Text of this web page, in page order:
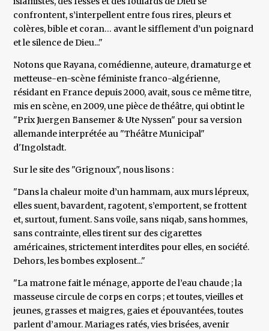
confrontent, s’interpellent entre fous rires, pleurs et
colères, bible et coran… avant le sifflement d’un poignard
et le silence de Dieu..."
Notons que Rayana, comédienne, auteure, dramaturge et
metteuse-en-scène féministe franco-algérienne,
résidant en France depuis 2000, avait, sous ce même titre,
mis en scène, en 2009, une pièce de théâtre, qui obtint le
"Prix Juergen Bansemer & Ute Nyssen" pour sa version
allemande interprétée au "Théâtre Municipal"
d'Ingolstadt.
Sur le site des "Grignoux", nous lisons :
"Dans la chaleur moite d’un hammam, aux murs lépreux,
elles suent, bavardent, ragotent, s’emportent, se frottent
et, surtout, fument. Sans voile, sans niqab, sans hommes,
sans contrainte, elles tirent sur des cigarettes
américaines, strictement interdites pour elles, en société.
Dehors, les bombes explosent..."
"La matrone fait le ménage, apporte de l’eau chaude ; la
masseuse circule de corps en corps ; et toutes, vieilles et
jeunes, grasses et maigres, gaies et épouvantées, toutes
parlent d’amour. Mariages ratés, vies brisées, avenir